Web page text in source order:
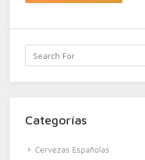
Categorías
Cervezas Españolas